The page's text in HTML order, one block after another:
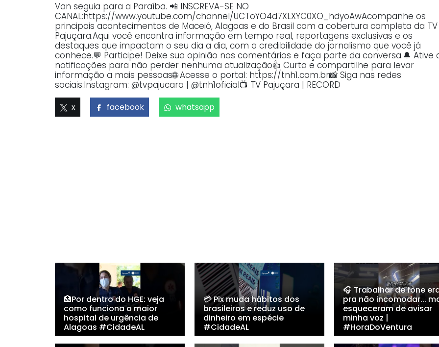
Van seguia para a Paraíba. 📲 INSCREVA-SE NO
CANAL:https://www.youtube.com/channel/UCToYO4d7XLXYC0XO_hdyoAwAcompanhe os
principais acontecimentos de Maceió, Alagoas e do Brasil com a cobertura completa da TV
Pajuçara.Aqui você encontra informação em tempo real, reportagens exclusivas e os
destaques que impactam o seu dia a dia, com a credibilidade do jornalismo que você já
conhece.💬 Participe! Deixe sua opinião nos comentários e faça parte da conversa.🔔 Ative
notificações para não perder nenhuma atualização👍 Curta e compartilhe para levar
informação a mais pessoas🌐 Acesse o portal: https://tnh1.com.br📸 Siga nas redes
sociais:Instagram: @tvpajucara | @tnh1oficial📺 TV Pajuçara | RECORD
x facebook whatsapp
🏥Por dentro do HGE: veja
como funciona o maior
hospital de urgência de
Alagoas #CidadeAL
💳 Pix muda hábitos dos
brasileiros e reduz uso de
dinheiro em espécie
#CidadeAL
🎧 Trabalhar de fone
pra não incomodar...
esqueceram de avisar
minha voz |
#HoraDoVentura